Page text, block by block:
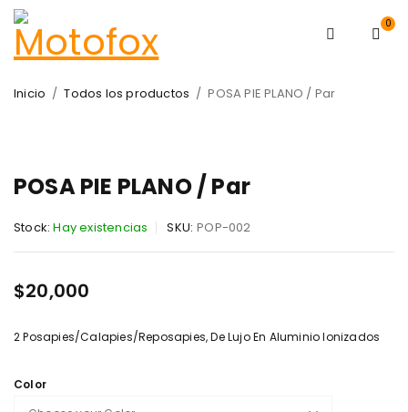
0
Inicio / Todos los productos / POSA PIE PLANO / Par
POSA PIE PLANO / Par
Stock: Hay existencias SKU: POP-002
$20,000
2 Posapies/Calapies/Reposapies, De Lujo En Aluminio Ionizados
Color